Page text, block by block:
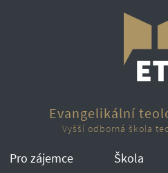
Evangelikální
Vyšší odborná škola
Pro zájemce Škola